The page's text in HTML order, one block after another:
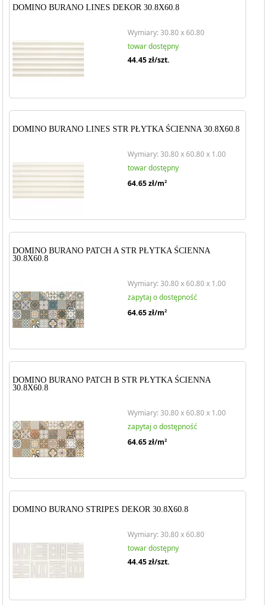
DOMINO BURANO LINES DEKOR 30.8X60.8
Wymiary: 30.80 x 60.80
towar dostępny
44.45zł/szt.
DOMINO BURANO LINES STR PŁYTKA ŚCIENNA 30.8X60.8
Wymiary: 30.80 x 60.80 x 1.00
towar dostępny
64.65zł/m2
DOMINO BURANO PATCH A STR PŁYTKA ŚCIENNA
30.8X60.8
Wymiary: 30.80 x 60.80 x 1.00
zapytaj o dostępność
64.65zł/m2
DOMINO BURANO PATCH B STR PŁYTKA ŚCIENNA
30.8X60.8
Wymiary: 30.80 x 60.80 x 1.00
zapytaj o dostępność
64.65zł/m2
DOMINO BURANO STRIPES DEKOR 30.8X60.8
Wymiary: 30.80 x 60.80
towar dostępny
44.45zł/szt.